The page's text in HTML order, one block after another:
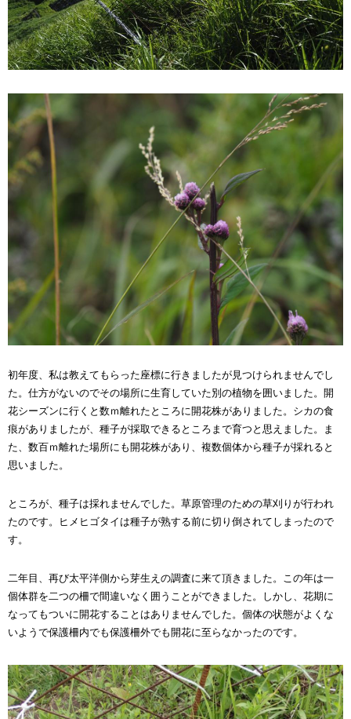
初年度、私は教えてもらった座標に行きましたが見つけられませんでし
た。仕方がないのでその場所に生育していた別の植物を囲いました。開
花シーズンに行くと数ｍ離れたところに開花株がありました。シカの食
痕がありましたが、種子が採取できるところまで育つと思えました。ま
た、数百ｍ離れた場所にも開花株があり、複数個体から種子が採れると
思いました。
ところが、種子は採れませんでした。草原管理のための草刈りが行われ
たのです。ヒメヒゴタイは種子が熟する前に切り倒されてしまったので
す。
二年目、再び太平洋側から芽生えの調査に来て頂きました。この年は一
個体群を二つの柵で間違いなく囲うことができました。しかし、花期に
なってもついに開花することはありませんでした。個体の状態がよくな
いようで保護柵内でも保護柵外でも開花に至らなかったのです。